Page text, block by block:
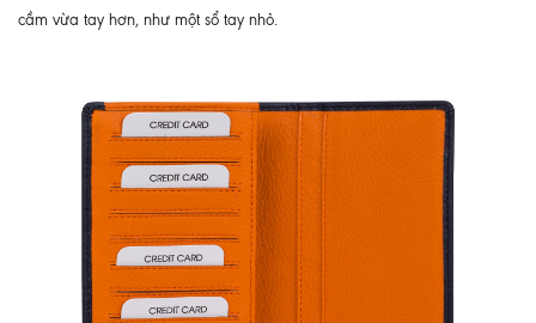
cầm vừa tay hơn, như một sổ tay nhỏ.